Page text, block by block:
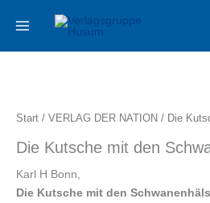
Inhalt
Start / VERLAG DER NATION / Die
Die Kutsche mit den
Karl H Bonn,
Die Kutsche mit den
mit
Schwanenhälsen
Menge